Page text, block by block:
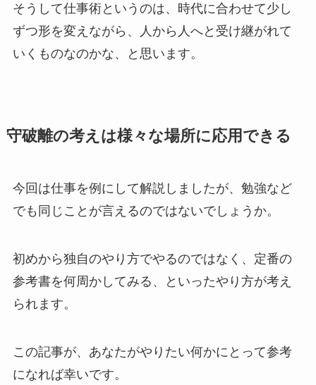
そうして仕事術というのは、時代に合わせて少し
ずつ形を変えながら、人から人へと受け継がれて
いくものなのかな、と思います。
守破離の考えは様々な場所に応用できる
今回は仕事を例にして解説しましたが、勉強など
でも同じことが言えるのではないでしょうか。
初めから独自のやり方でやるのではなく、定番の
参考書を何周かしてみる、といったやり方が考え
られます。
この記事が、あなたがやりたい何かにとって参考
になれば幸いです。